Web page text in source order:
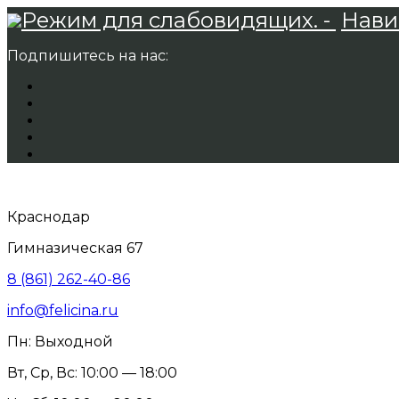
Режим для слабовидящих. -
Подпишитесь на нас:
Краснодар
Гимназическая 67
8 (861) 262-40-86
info@felicina.ru
Пн: Выходной
Вт, Ср, Вс: 10:00 — 18:00